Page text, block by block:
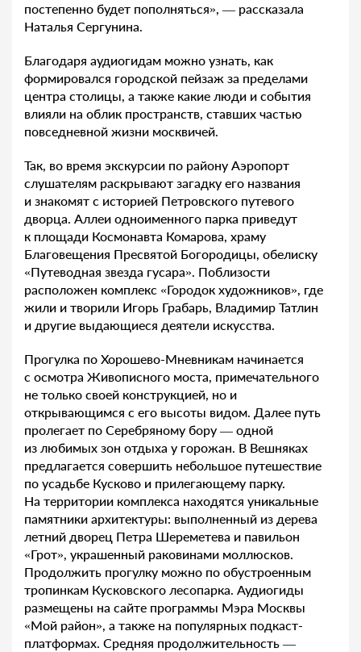
постепенно будет пополняться», — рассказала
Наталья Сергунина.
Благодаря аудиогидам можно узнать, как
формировался городской пейзаж за пределами
центра столицы, а также какие люди и события
влияли на облик пространств, ставших частью
повседневной жизни москвичей.
Так, во время экскурсии по району Аэропорт
слушателям раскрывают загадку его названия
и знакомят с историей Петровского путевого
дворца. Аллеи одноименного парка приведут
к площади Космонавта Комарова, храму
Благовещения Пресвятой Богородицы, обелиску
«Путеводная звезда гусара». Поблизости
расположен комплекс «Городок художников», где
жили и творили Игорь Грабарь, Владимир Татлин
и другие выдающиеся деятели искусства.
Прогулка по Хорошево-Мневникам начинается
с осмотра Живописного моста, примечательного
не только своей конструкцией, но и
открывающимся с его высоты видом. Далее путь
пролегает по Серебряному бору — одной
из любимых зон отдыха у горожан. В Вешняках
предлагается совершить небольшое путешествие
по усадьбе Кусково и прилегающему парку.
На территории комплекса находятся уникальные
памятники архитектуры: выполненный из дерева
летний дворец Петра Шереметева и павильон
«Грот», украшенный раковинами моллюсков.
Продолжить прогулку можно по обустроенным
тропинкам Кусковского лесопарка. Аудиогиды
размещены на сайте программы Мэра Москвы
«Мой район», а также на популярных подкаст-
платформах. Средняя продолжительность —